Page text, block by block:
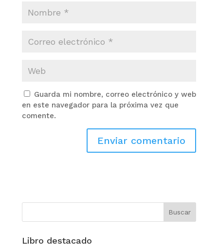
Guarda mi nombre, correo electrónico y web
en este navegador para la próxima vez que
comente.
Libro destacado